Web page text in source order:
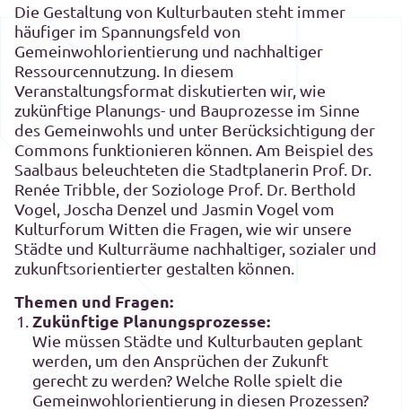
Die Gestaltung von Kulturbauten steht immer
häufiger im Spannungsfeld von
Gemeinwohlorientierung und nachhaltiger
Ressourcennutzung. In diesem
Veranstaltungsformat diskutierten wir, wie
zukünftige Planungs- und Bauprozesse im Sinne
des Gemeinwohls und unter Berücksichtigung der
Commons funktionieren können. Am Beispiel des
Saalbaus beleuchteten die Stadtplanerin Prof. Dr.
Renée Tribble, der Soziologe Prof. Dr. Berthold
Vogel, Joscha Denzel und Jasmin Vogel vom
Kulturforum Witten die Fragen, wie wir unsere
Städte und Kulturräume nachhaltiger, sozialer und
zukunftsorientierter gestalten können.
Themen und Fragen:
Zukünftige Planungsprozesse:
Wie müssen Städte und Kulturbauten geplant
werden, um den Ansprüchen der Zukunft
gerecht zu werden? Welche Rolle spielt die
Gemeinwohlorientierung in diesen Prozessen?